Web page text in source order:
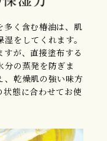
多く含む椿油は、肌
をしてくれます。
が、直接塗布する
分の蒸発を防ぎま
、乾燥肌の強い味方
態に合わせてお使